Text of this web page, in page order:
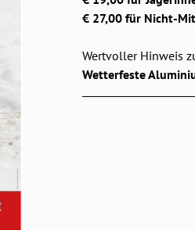
€ 27,00 für Nicht-
Wertvoller Hinweis
Wetterfeste